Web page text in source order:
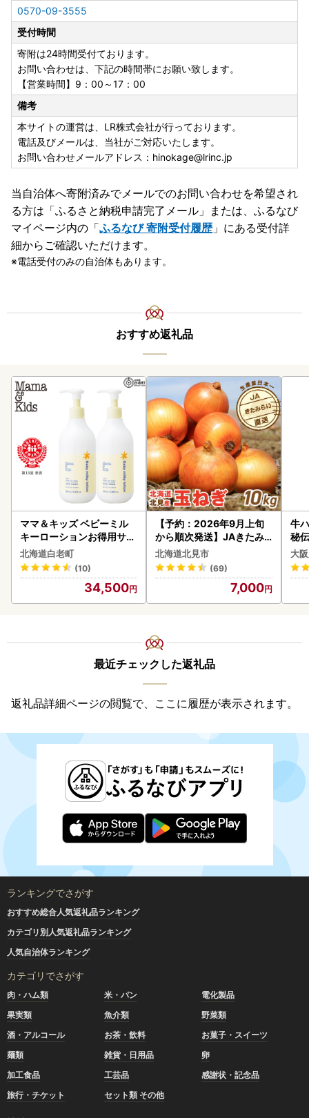
0570-09-3555
受付時間
寄附は24時間受付ております。
お問い合わせは、下記の時間帯にお願い致します。
【営業時間】9：00～17：00
備考
本サイトの運営は、LR株式会社が行っております。
電話及びメールは、当社がご対応いたします。
お問い合わせメールアドレス：hinokage@lrinc.jp
当自治体へ寄附済みでメールでのお問い合わせを希望され
る方は「ふるさと納税申請完了メール」 または、ふるなび
マイページ内の「ふるなび 寄附受付履歴」にある受付詳
細からご確認いただけます。
電話受付のみの自治体もあります。
おすすめ返礼品
ママ＆キッズ ベビーミル
キーローションお得用サイ
ズ 380ml 2本セット CH21
0
北海道白老町
(10)
34,500
【予約：2026年9月上旬
から順次発送】JAきたみ
らい産 玉ねぎ Lサイズ 10k
g ( タマネギ たまねぎ 野菜
)【210-0003-2026】
北海道北見市
(69)
7,000
牛
秘
焼
大
最近チェックした返礼品
返礼品詳細ページの閲覧で、ここに履歴が表示されます。
ランキングでさがす
おすすめ総合人気返礼品ランキング
カテゴリ別人気返礼品ランキング
人気自治体ランキング
カテゴリでさがす
肉・ハム類 米・パン
電化製品
果実類
魚介類
野菜類
酒・アルコール
お茶・飲料
お菓子・スイーツ
麺類
雑貨・日用品
卵
加工食品
工芸品
感謝状・記念品
旅行・チケット
セット類 その他